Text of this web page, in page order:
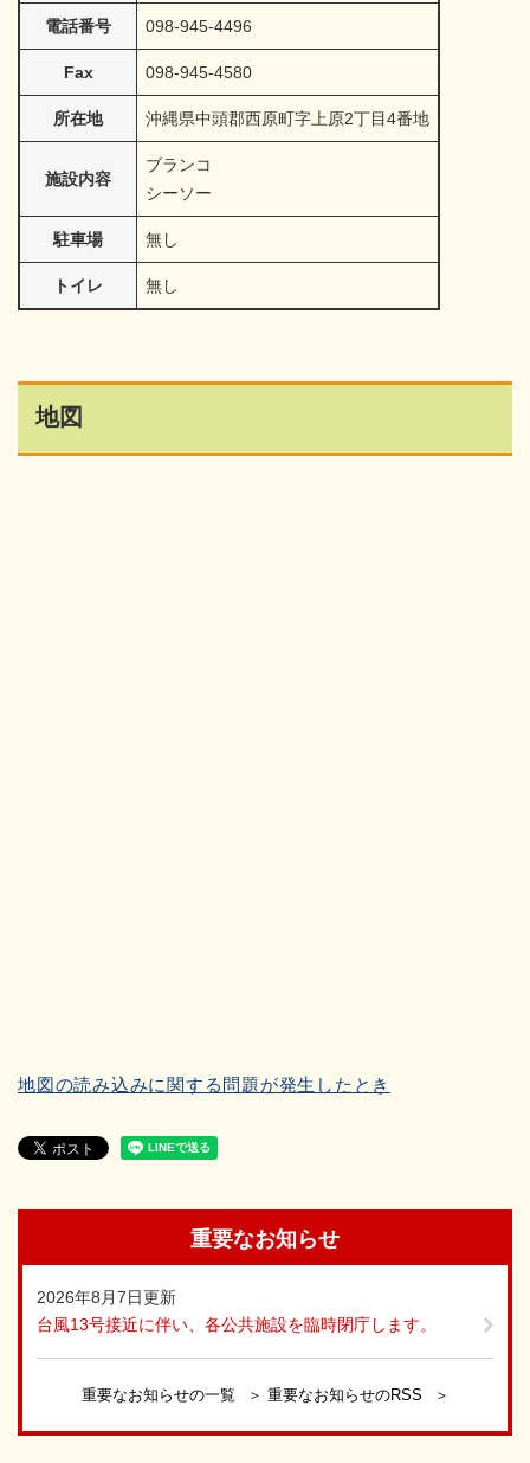
電話番号 098-945-4496
Fax 098-945-4580
所在地 沖縄県中頭郡西原町字上原2丁目4番地
施設内容
ブランコ
シーソー
駐車場 無し
トイレ 無し
地図
地図の読み込みに関する問題が発生したとき
重要なお知らせ
2026年8月7日更新
台風13号接近に伴い、各公共施設を臨時閉庁します。
重要なお知らせの一覧 重要なお知らせのRSS